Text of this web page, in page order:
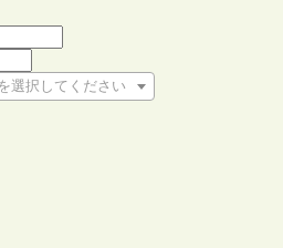
選択してください
ださい